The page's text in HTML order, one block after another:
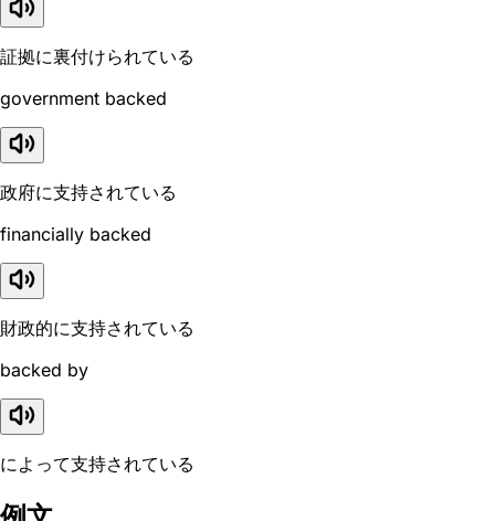
証拠に裏付けられている
government backed
政府に支持されている
financially backed
財政的に支持されている
backed by
によって支持されている